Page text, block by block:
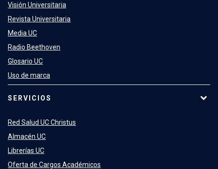
Visión Universitaria
Revista Universitaria
Media UC
Radio Beethoven
Glosario UC
Uso de marca
SERVICIOS
Red Salud UC Christus
Almacén UC
Librerías UC
Oferta de Cargos Académicos